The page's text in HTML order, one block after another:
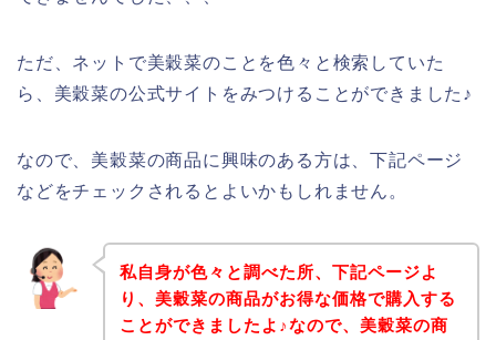
ただ、ネットで美穀菜のことを色々と検索していた
ら、美穀菜の公式サイトをみつけることができました♪
なので、美穀菜の商品に興味のある方は、下記ページ
などをチェックされるとよいかもしれません。
私自身が色々と調べた所、下記ページよ
り、美穀菜の商品がお得な価格で購入する
ことができましたよ♪なので、美穀菜の商